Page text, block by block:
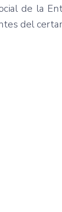
de la
del